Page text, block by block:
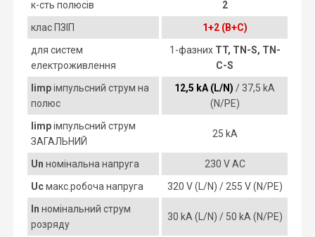
к-сть полюсів
2
клас ПЗІП
1+2 (B+C)
для систем
електроживлення
1-фазних TT, TN-S, TN-
C-S
Iimpімпульсний струм на
полюс
12,5 kA (L/N) / 37,5 kA
(N/PE)
Iimpімпульсний струм
ЗАГАЛЬНИЙ
25 kA
Un номінальна напруга
230 V AC
Ucмакс.робоча напруга
320 V (L/N) / 255 V (N/PE)
In номінальний струм
розряду
30 kA (L/N) / 50 kA (N/PE)